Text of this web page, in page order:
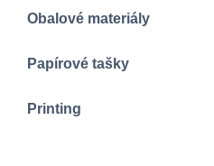
Obalové materiály
Papírové tašky
Printing